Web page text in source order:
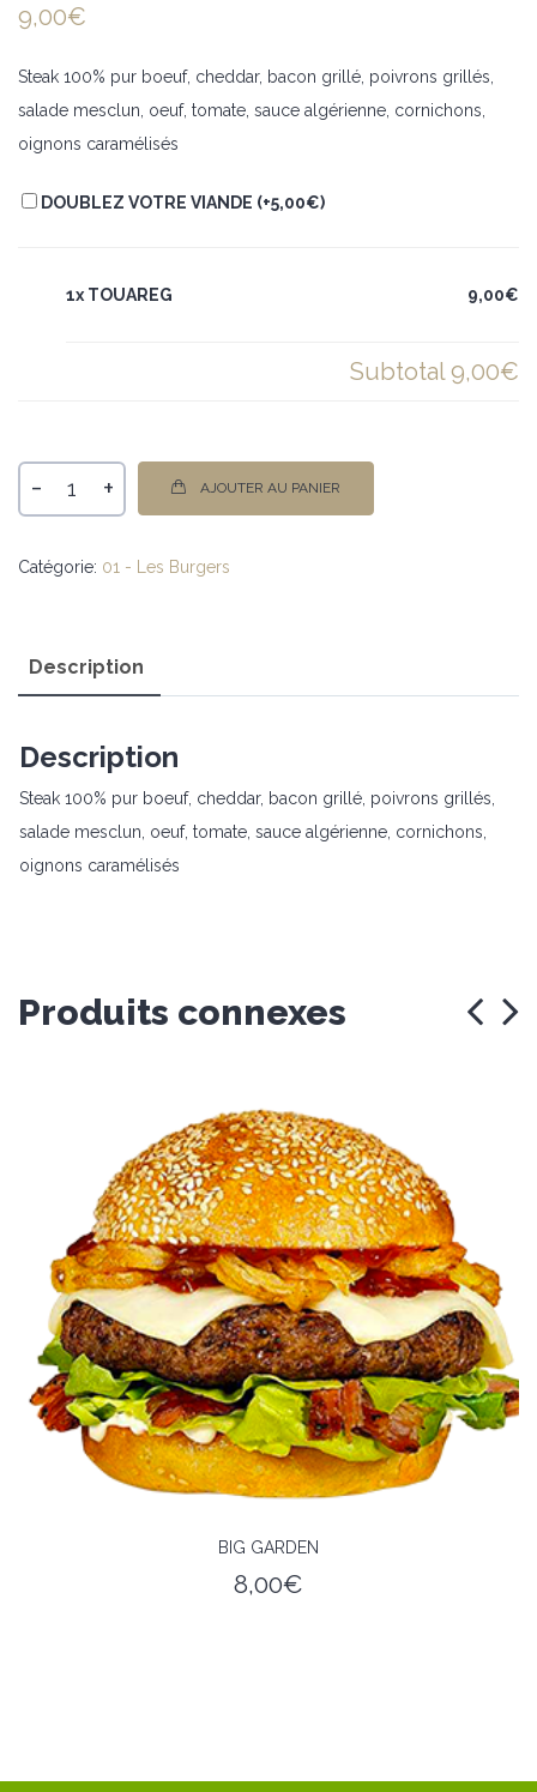
9,00€
Steak 100% pur boeuf, cheddar, bacon grillé, poivrons grillés,
salade mesclun, oeuf, tomate, sauce algérienne, cornichons,
oignons caramélisés
DOUBLEZ VOTRE VIANDE (+5,00€)
1x TOUAREG 9,00€
Subtotal9,00€
- + AJOUTER AU PANIER
Catégorie: 01 - Les Burgers
Description
Description
Steak 100% pur boeuf, cheddar, bacon grillé, poivrons grillés,
salade mesclun, oeuf, tomate, sauce algérienne, cornichons,
oignons caramélisés
Produits connexes
BIG GARDEN
8,00€